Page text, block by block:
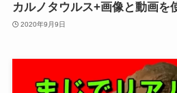
カルノタウルス+画像と動画を
2020年9月9日